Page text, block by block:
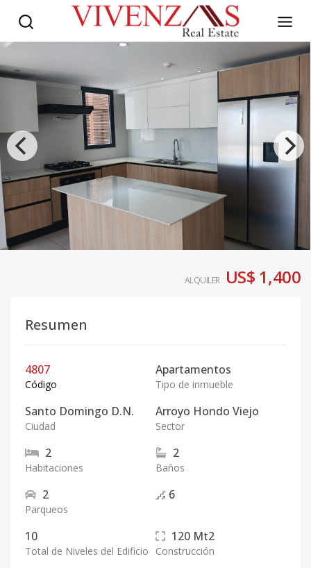
ALQUILER US$ 1,400
Resumen
4807
Código
Apartamentos
Tipo de inmueble
Santo Domingo D.N.
Ciudad
Arroyo Hondo Viejo
Sector
2
Habitaciones
2
Baños
2
Parqueos
6
10
Total de Niveles del Edificio
120 Mt2
Construcción